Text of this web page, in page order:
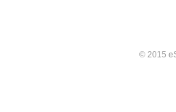
© 2015